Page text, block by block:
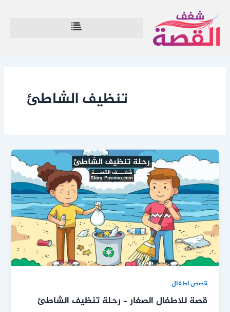
إلى
المحتوى
تنظيف الشاطئ
قصص اطفال
قصة للاطفال الصغار – رحلة تنظيف الشاطئ